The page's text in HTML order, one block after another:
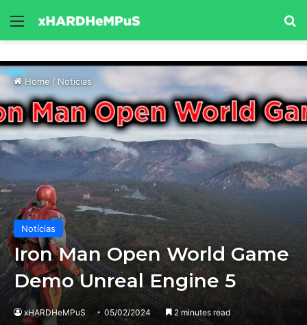
Menu
Home /Notícias
Notícias
Iron Man Open World Game
Demo Unreal Engine 5
xHARDHeMPuS 05/02/2024 2 minutes read